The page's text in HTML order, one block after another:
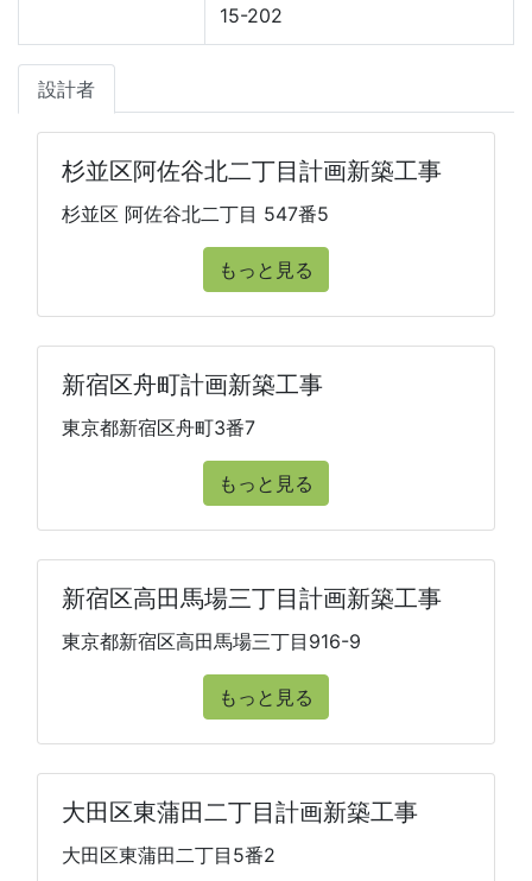
15-202
設計者
杉並区阿佐谷北二丁目計画新築工事
杉並区 阿佐谷北二丁目 547番5
もっと見る
新宿区舟町計画新築工事
東京都新宿区舟町3番7
もっと見る
新宿区高田馬場三丁目計画新築工事
東京都新宿区高田馬場三丁目916-9
もっと見る
大田区東蒲田二丁目計画新築工事
大田区東蒲田二丁目5番2